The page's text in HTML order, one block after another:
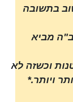
בתשובה
מביא
וכשזה לא
ויותר.*